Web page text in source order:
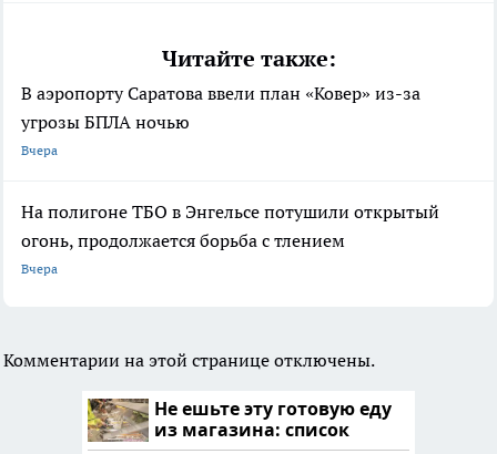
Читайте также:
В аэропорту Саратова ввели план «Ковер» из-за
угрозы БПЛА ночью
Вчера
На полигоне ТБО в Энгельсе потушили открытый
огонь, продолжается борьба с тлением
Вчера
Комментарии на этой странице отключены.
Не ешьте эту готовую еду
из магазина: список